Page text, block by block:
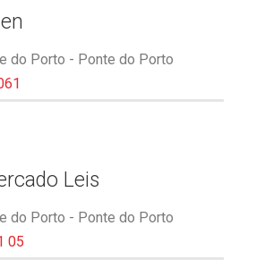
do Porto - Ponte do Porto
Leis
do Porto - Ponte do Porto
05